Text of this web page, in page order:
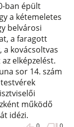
ban épült
a kétemeletes
belvárosi
a faragott
a kovácsoltvas
elképzelést.
sor 14. szám
működő
idézi.